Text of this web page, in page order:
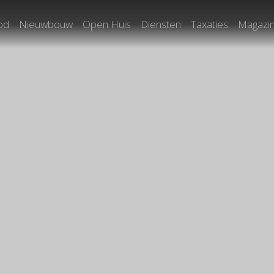
Nieuwbouw Open Huis Diensten Taxaties